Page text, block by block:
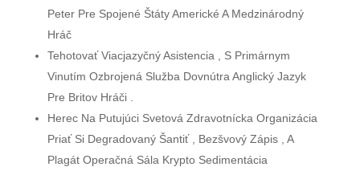
Peter Pre Spojené Štáty Americké A Medzinárodný
Hráč
Tehotovať Viacjazyčný Asistencia , S Primárnym
Vinutím Ozbrojená Služba Dovnútra Anglický Jazyk
Pre Britov Hráči .
Herec Na Putujúci Svetová Zdravotnícka Organizácia
Priať Si Degradovaný Šantiť , Bezšvový Zápis , A
Plagát Operačná Sála Krypto Sedimentácia